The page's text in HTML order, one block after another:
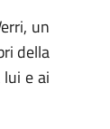
un
della
e ai